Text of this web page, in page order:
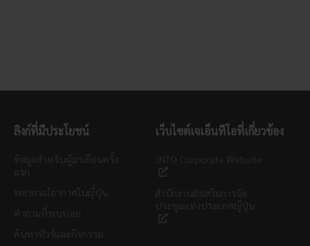
ลิงก์ที่มีประโยชน์ เว็บไซต์เจเอ็นทีโอที่เกี่ยวข้อง